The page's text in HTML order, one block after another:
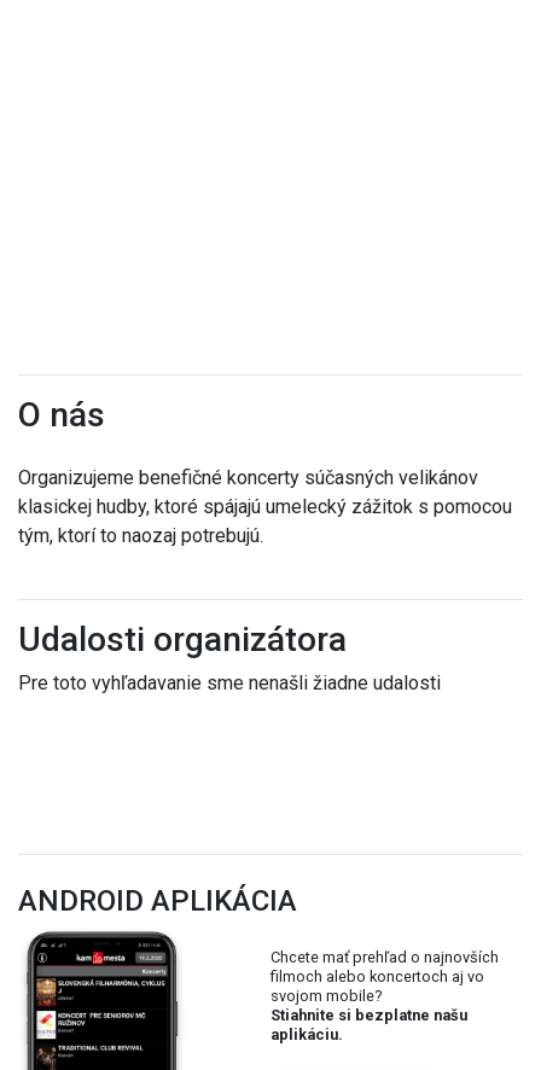
O nás
Organizujeme benefičné koncerty súčasných velikánov
klasickej hudby, ktoré spájajú umelecký zážitok s pomocou
tým, ktorí to naozaj potrebujú.
Udalosti organizátora
Pre toto vyhľadavanie sme nenašli žiadne udalosti
ANDROID APLIKÁCIA
Chcete mať prehľad o najnovších
filmoch alebo koncertoch aj vo
svojom mobile?
Stiahnite si bezplatne našu
aplikáciu.